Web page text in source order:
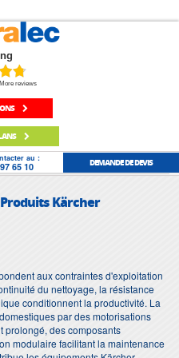
More reviews
au :
65 10 DEMANDE DE DEVIS
Produits Kärcher
aux contraintes d'exploitation
du nettoyage, la résistance
conditionnent la productivité. La
par des motorisations
prolongé, des composants
modulaire facilitant la maintenance